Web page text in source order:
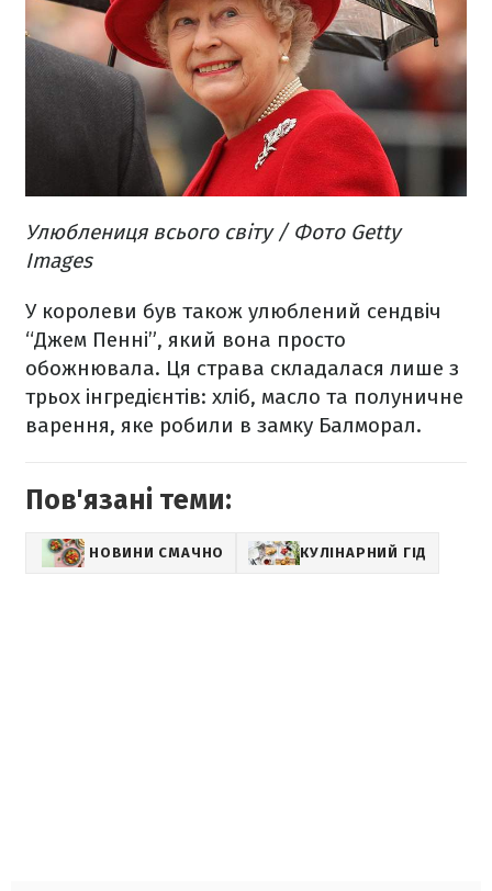
Улюблениця всього світу / Фото Getty
Images
У королеви був також улюблений сендвіч
“Джем Пенні”, який вона просто
обожнювала. Ця страва складалася лише з
трьох інгредієнтів: хліб, масло та полуничне
варення, яке робили в замку Балморал.
Пов'язані теми:
НОВИНИ СМАЧНО КУЛІНАРНИЙ ГІД